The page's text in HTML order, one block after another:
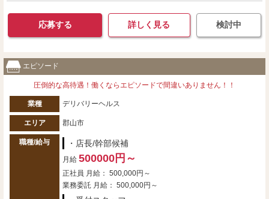
応募する 詳しく見る 検討中
エピソード
圧倒的な高待遇！働くならエピソードで間違いありません！！
業種 デリバリーヘルス
エリア 郡山市
職種/給与 ・店長/幹部候補
月給 500000円～
正社員 月給： 500,000円～
業務委託 月給： 500,000円～